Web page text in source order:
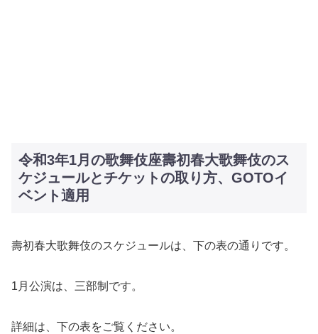
令和3年1月の歌舞伎座壽初春大歌舞伎のス
ケジュールとチケットの取り方、GOTOイ
ベント適用
壽初春大歌舞伎のスケジュールは、下の表の通りです。
1月公演は、三部制です。
詳細は、下の表をご覧ください。